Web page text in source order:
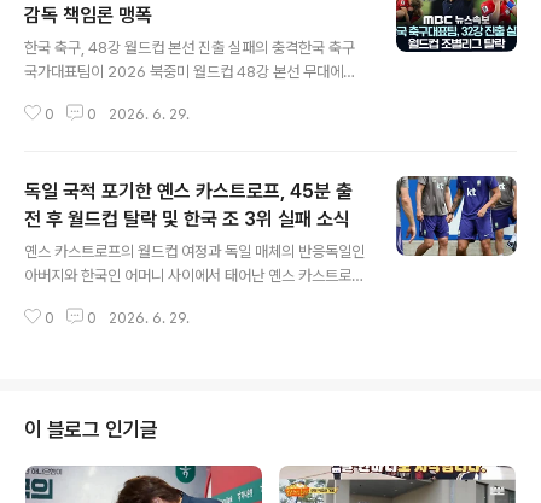
감독 책임론 맹폭
한국 축구, 48강 월드컵 본선 진출 실패의 충격한국 축구
국가대표팀이 2026 북중미 월드컵 48강 본선 무대에서
이 우즈베키스탄을 상대로 역전승을 거두면서, 한국은 조
스탄의 탈락과 함께 한국 축구에 큰 실망감을 안겨주었습
니다. 박문성 해설위원, 홍명보 감독의 태도에 강한 비판 제
기박문성 축구 해설위원은 자신의 유튜브 채널을 통해 이
번 탈락에 대해 강한 유감을 표했습니다. 특히 홍명보 감독
모르겠다'는 발언과 '책임지겠다'는 식의 태도가 선수들에
0 0 2026. 6. 29.
독일 국적 포기한 옌스 카스트로프, 45분 출
전 후 월드컵 탈락 및 한국 조 3위 실패 소식
옌스 카스트로프의 월드컵 여정과 독일 매체의 반응독일인
아버지와 한국인 어머니 사이에서 태어난 옌스 카스트로프
았습니다. 독일 매체 '빌트'는 카스트로프 선수의 월드컵 탈
트로프 선수는 독일 연령별 대표팀을 거치며 엘리트 코스
를 밟아온 유망주였습니다. 지난해 9월, '어머니의 나라를
대표해 뛰겠다'는 결단으로 축구 국적을 대한민국으로 변
경하며 한국 남자 축구 역사상 최초의 외국 태생 복수국적
0 0 2026. 6. 29.
이 블로그 인기글